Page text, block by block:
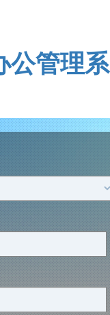
公管理系